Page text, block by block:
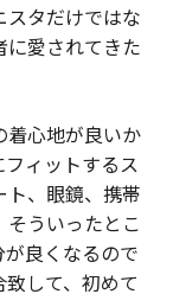
タだけではな
に愛されてきた
着心地が良いか
ィットするス
、眼鏡、携帯
ういったとこ
良くなるので
して、初めて